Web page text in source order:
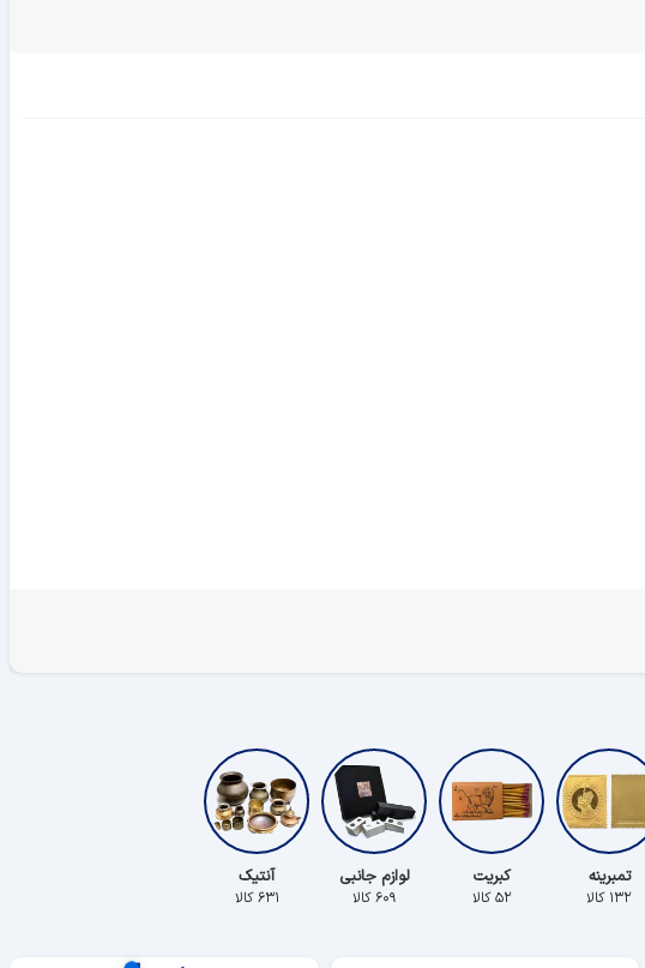
تمبرینه
۱۳۲ کالا
کبریت
۵۲ کالا
لوازم جانبی
۶۰۹ کالا
آنتیک
۶۳۱ کالا